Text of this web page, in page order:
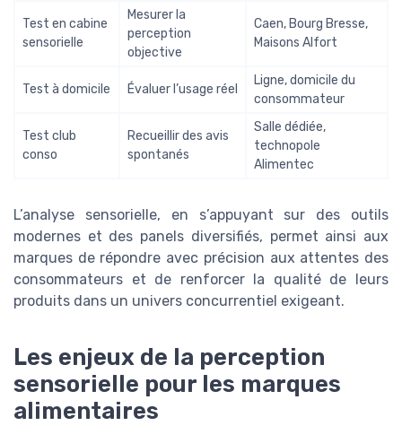
Test en cabine
sensorielle
Mesurer la
perception
objective
Caen, Bourg Bresse,
Maisons Alfort
Test à domicile Évaluer l’usage réel
Ligne, domicile du
consommateur
Test club
conso
Recueillir des avis
spontanés
Salle dédiée,
technopole
Alimentec
L’analyse sensorielle, en s’appuyant sur des outils
modernes et des panels diversifiés, permet ainsi aux
marques de répondre avec précision aux attentes des
consommateurs et de renforcer la qualité de leurs
produits dans un univers concurrentiel exigeant.
Les enjeux de la perception
sensorielle pour les marques
alimentaires